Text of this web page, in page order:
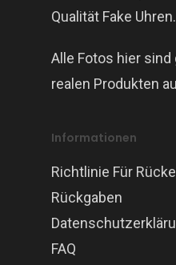
Qualität Fake Uhren.
Alle Fotos hier
realen Produkten
Informationen
Richtlinie Für
Rückgaben
FAQ